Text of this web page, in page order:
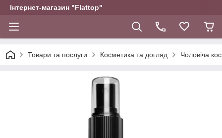
Інтернет-магазин "Flattop"
Товари та послуги Косметика та догляд Чоловіча